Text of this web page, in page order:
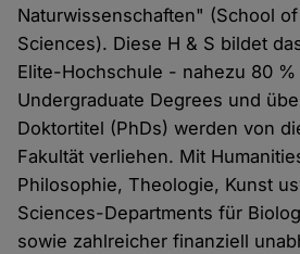
Naturwissenschaften" (School
Sciences). Diese H & S bildet
Elite-Hochschule - nahezu 80
Undergraduate Degrees und
Doktortitel (PhDs) werden von
Fakultät verliehen. Mit
Philosophie, Theologie, Kunst
Sciences-Departments für
sowie zahlreicher finanziell